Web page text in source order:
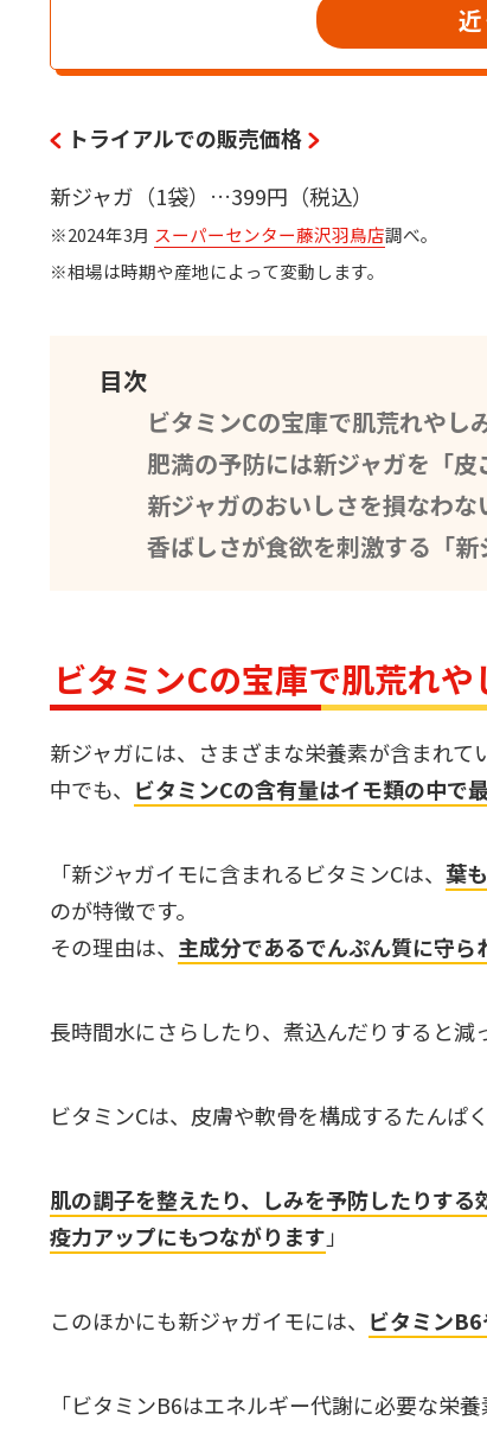
トライアルでの販売価格
新ジャガ（1袋）…399円（税込）
※2024年3月 スーパーセンター藤沢羽鳥店調べ。
※相場は時期や産地によって変動します。
目次
ビタミンCの宝庫で肌荒れやし
肥満の予防には新ジャガを「皮
新ジャガのおいしさを損なわな
香ばしさが食欲を刺激する「新
ビタミンCの宝庫で肌荒れ
新ジャガには、さまざまな栄養素が含まれて
中でも、 ビタミンCの含有量はイモ類の中で
「新ジャガイモに含まれるビタミンCは、 葉
のが特徴です。
その理由は、 主成分であるでんぷん質に守ら
長時間水にさらしたり、煮込んだりすると減
ビタミンCは、皮膚や軟骨を構成するたんぱ
肌の調子を整えたり、しみを予防したりす
疫力アップにもつながります 」
このほかにも新ジャガイモには、 ビタミン
「ビタミンB6はエネルギー代謝に必要な栄